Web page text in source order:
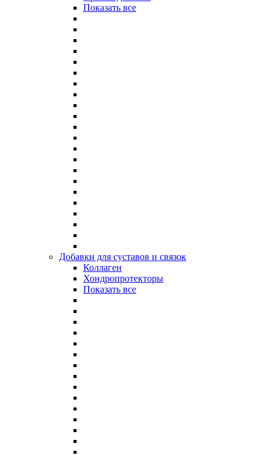
Показать все
Добавки для суставов и связок
Коллаген
Хондропротекторы
Показать все